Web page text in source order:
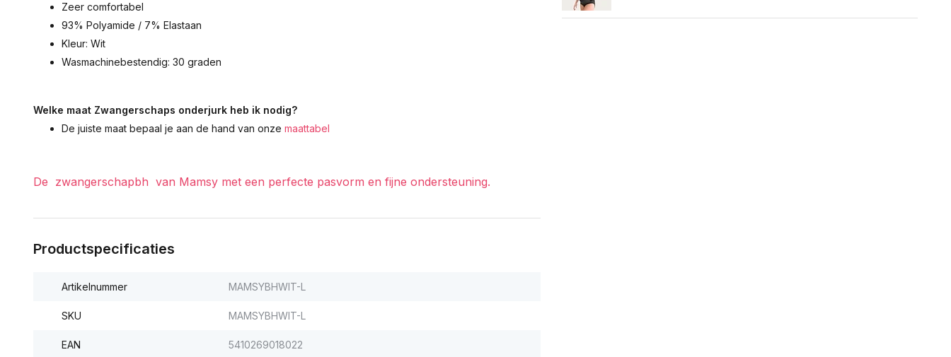
Zeer comfortabel
93% Polyamide / 7% Elastaan
Kleur: Wit
Wasmachinebestendig: 30 graden
Welke maat Zwangerschaps onderjurk heb ik nodig?
De juiste maat bepaal je aan de hand van onze maattabel
De zwangerschapbh van Mamsy met een perfecte pasvorm en fijne ondersteuning.
Productspecificaties
Artikelnummer MAMSYBHWIT-L
SKU MAMSYBHWIT-L
EAN 5410269018022